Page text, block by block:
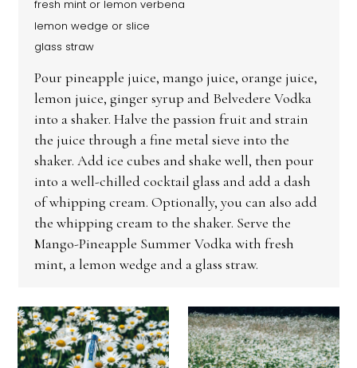
fresh mint or lemon verbena
lemon wedge or slice
glass straw
Pour pineapple juice, mango juice, orange juice,
lemon juice, ginger syrup and Belvedere Vodka
into a shaker. Halve the passion fruit and strain
the juice through a fine metal sieve into the
shaker. Add ice cubes and shake well, then pour
into a well-chilled cocktail glass and add a dash
of whipping cream. Optionally, you can also add
the whipping cream to the shaker. Serve the
Mango-Pineapple Summer Vodka with fresh
mint, a lemon wedge and a glass straw.